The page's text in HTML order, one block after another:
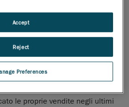
Groupe Commercial AMT avrà
cerimonia di inaugurazione
le proprie vendite negli ultimi
Preferences
Reject
Accept